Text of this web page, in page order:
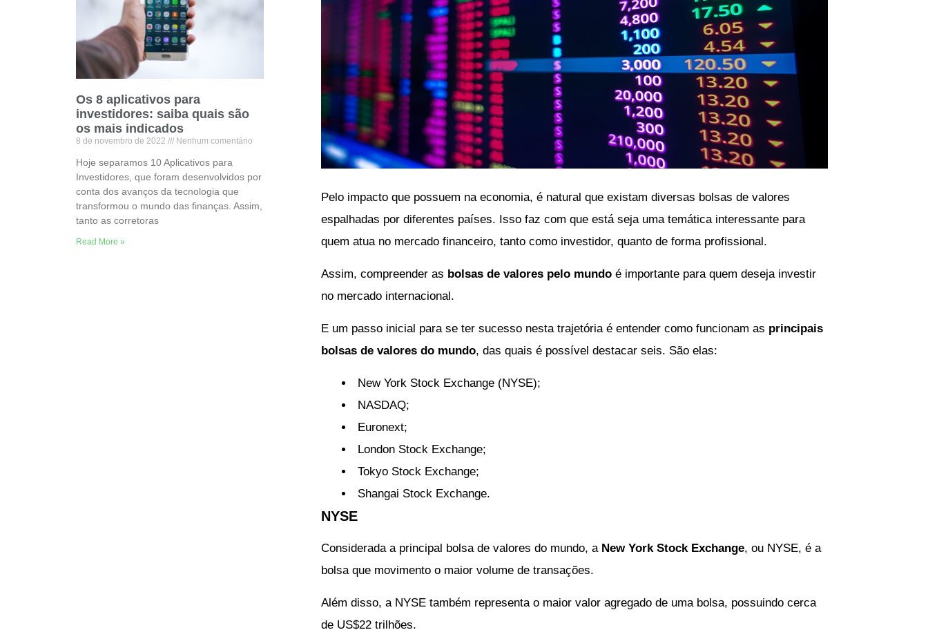
Os 8 aplicativos para
investidores: saiba quais são
os mais indicados
8 de novembro de 2022 Nenhum comentário
Hoje separamos 10 Aplicativos para
Investidores, que foram desenvolvidos por
conta dos avanços da tecnologia que
transformou o mundo das finanças. Assim,
tanto as corretoras
Read More »
Pelo impacto que possuem na economia, é natural que existam diversas bolsas de valores
espalhadas por diferentes países. Isso faz com que está seja uma temática interessante para
quem atua no mercado financeiro, tanto como investidor, quanto de forma profissional.
Assim, compreender as bolsas de valores pelo mundo é importante para quem deseja investir
no mercado internacional.
E um passo inicial para se ter sucesso nesta trajetória é entender como funcionam as principais
bolsas de valores do mundo, das quais é possível destacar seis. São elas:
New York Stock Exchange (NYSE);
NASDAQ;
Euronext;
London Stock Exchange;
Tokyo Stock Exchange;
Shangai Stock Exchange.
NYSE
Considerada a principal bolsa de valores do mundo, a New York Stock Exchange, ou NYSE, é a
bolsa que movimento o maior volume de transações.
Além disso, a NYSE também representa o maior valor agregado de uma bolsa, possuindo cerca
de US$22 trilhões.